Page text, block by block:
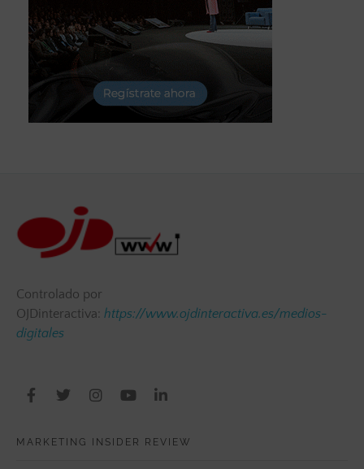
Controlado por
OJDinteractiva: https://www.ojdinteractiva.es/medios-
digitales
MARKETING INSIDER REVIEW